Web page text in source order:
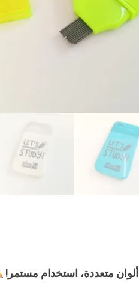
متعددة، استخدام مستمر!